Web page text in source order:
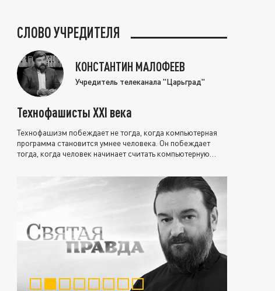
СЛОВО УЧРЕДИТЕЛЯ
КОНСТАНТИН МАЛОФЕЕВ
Учредитель телеканала "Царьград"
Технофашисты XXI века
Технофашизм побеждает не тогда, когда компьютерная
программа становится умнее человека. Он побеждает
тогда, когда человек начинает считать компьютерную